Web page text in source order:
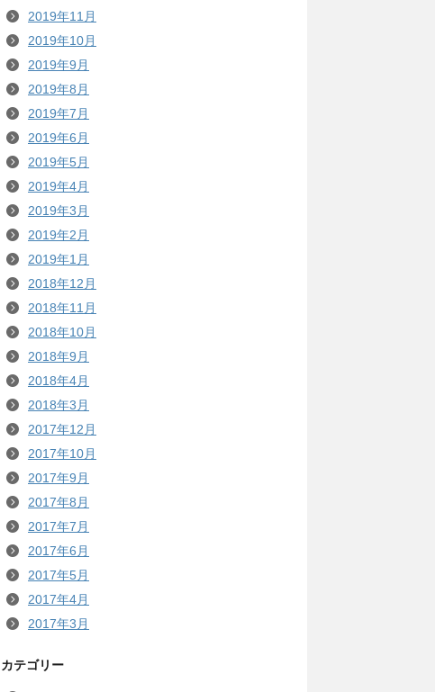
2019年11月
2019年10月
2019年9月
2019年8月
2019年7月
2019年6月
2019年5月
2019年4月
2019年3月
2019年2月
2019年1月
2018年12月
2018年11月
2018年10月
2018年9月
2018年4月
2018年3月
2017年12月
2017年10月
2017年9月
2017年8月
2017年7月
2017年6月
2017年5月
2017年4月
2017年3月
カテゴリー